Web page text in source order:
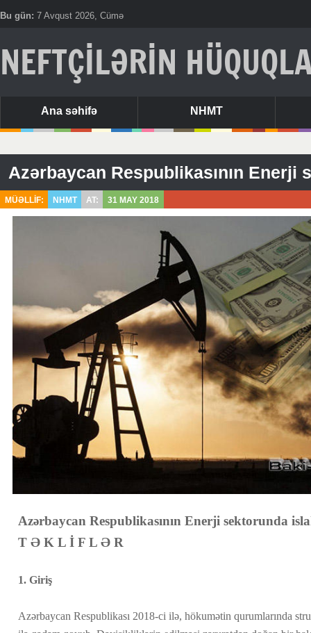
Bu gün: 7 Avqust 2026, Cümə
NEFTÇİLƏRİN
Ana səhifə NHMT
MÜƏLLİF: NHMT AT: 31 MAY 2018
Azərbaycan Respublikasının Enerji sektorunda
T Ə K L İ F L Ə R
1. Giriş
Azərbaycan Respublikası 2018-ci ilə, hökumətin qurumlarında